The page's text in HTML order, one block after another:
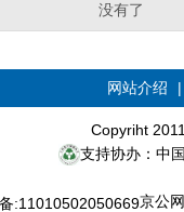
没有了
网站介绍
Copyriht
支持协办：中
京公